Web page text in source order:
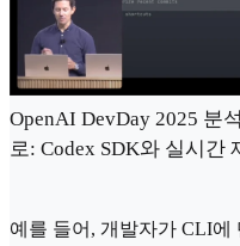
OpenAI DevDay 2025 분
로: Codex SDK와 실시간
예를 들어, 개발자가 CLI